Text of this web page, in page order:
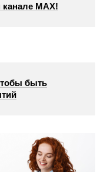
канале МАХ!
быть